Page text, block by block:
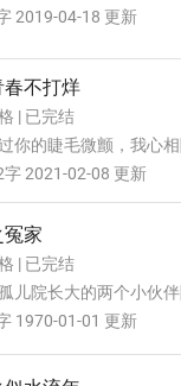
行走月余才到长安，后
16680字 2019-04-18 更新
春不打烊
楼兰格格 | 已完结
你的睫毛微颤，我心相
里都是你，如藤蔓延
296412字 2021-02-08 更新
家
楼兰格格 | 已完结
儿院长大的两个小伙
作剧使陆落尘失去了领
27358字 1970-01-01 更新